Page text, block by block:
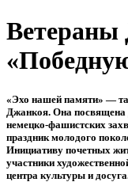
Ветераны
«Эхо нашей памяти» —
Джанкоя. Она
немецко-фашистских
праздник молодого
Инициативу почетных
участники
центра культуры и